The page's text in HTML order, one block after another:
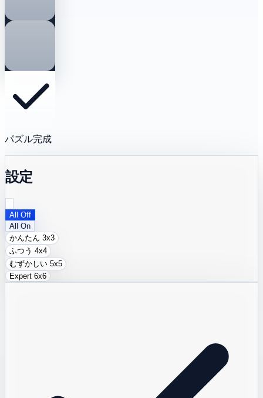
パズル完成
設定
All Off
All On
かんたん 3x3
ふつう 4x4
むずかしい 5x5
Expert 6x6